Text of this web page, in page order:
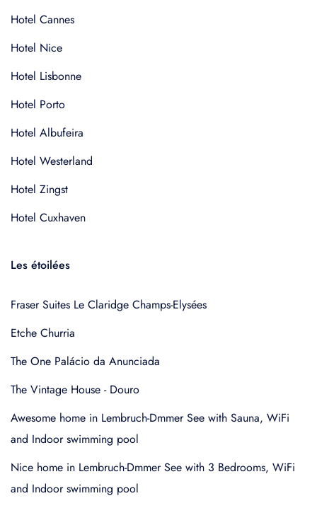
Hotel Cannes
Hotel Nice
Hotel Lisbonne
Hotel Porto
Hotel Albufeira
Hotel Westerland
Hotel Zingst
Hotel Cuxhaven
Les étoilées
Fraser Suites Le Claridge Champs-Elysées
Etche Churria
The One Palácio da Anunciada
The Vintage House - Douro
Awesome home in Lembruch-Dmmer See with Sauna, WiFi
and Indoor swimming pool
Nice home in Lembruch-Dmmer See with 3 Bedrooms, WiFi
and Indoor swimming pool